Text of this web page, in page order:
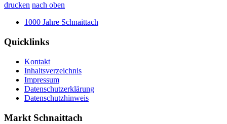
drucken nach oben
1000 Jahre Schnaittach
Quicklinks
Kontakt
Inhaltsverzeichnis
Impressum
Datenschutzerklärung
Datenschutzhinweis
Markt Schnaittach